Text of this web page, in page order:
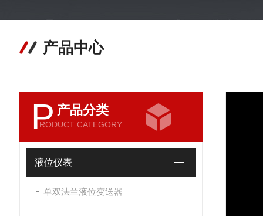
产品中心
P 产品分类
RODUCT CATEGORY
液位仪表
单双法兰液位变送器